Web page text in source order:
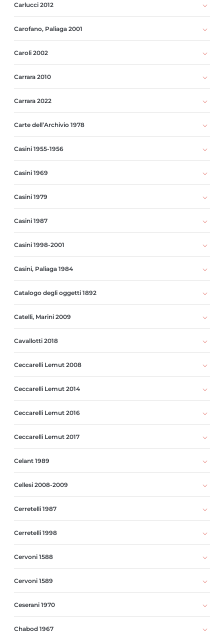
Carlucci 2012
Carofano, Paliaga 2001
Caroli 2002
Carrara 2010
Carrara 2022
Carte dell’Archivio 1978
Casini 1955-1956
Casini 1969
Casini 1979
Casini 1987
Casini 1998-2001
Casini, Paliaga 1984
Catalogo degli oggetti 1892
Catelli, Marini 2009
Cavallotti 2018
Ceccarelli Lemut 2008
Ceccarelli Lemut 2014
Ceccarelli Lemut 2016
Ceccarelli Lemut 2017
Celant 1989
Cellesi 2008-2009
Cerretelli 1987
Cerretelli 1998
Cervoni 1588
Cervoni 1589
Ceserani 1970
Chabod 1967